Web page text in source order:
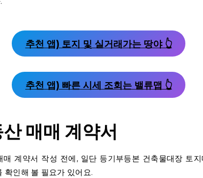
추천 앱) 토지 및 실거래가는 땅야 👆
추천 앱) 빠른 시세 조회는 밸류맵 👆
매매 계약서
매 계약서 작성 전에, 일단 등기부등본 건축물대장 토
확인해 볼 필요가 있어요.